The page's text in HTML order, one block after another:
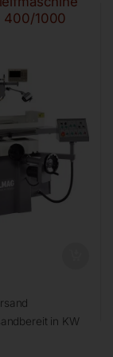
400/1000
in KW